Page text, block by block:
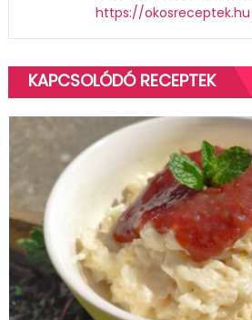
https://okosreceptek.hu
KAPCSOLÓDÓ RECEPTEK